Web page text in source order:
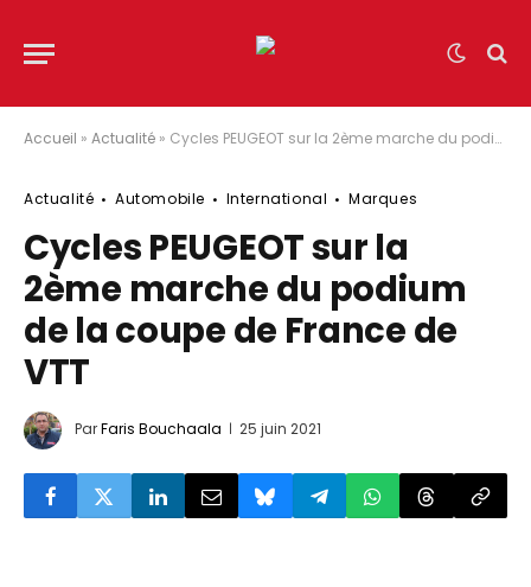
Accueil » Actualité » Cycles PEUGEOT sur la 2ème marche du podium de la coupe de France de VTT
Actualité Automobile International Marques
Cycles PEUGEOT sur la
2ème marche du podium
de la coupe de France de
VTT
ParFaris Bouchaala 25 juin 2021